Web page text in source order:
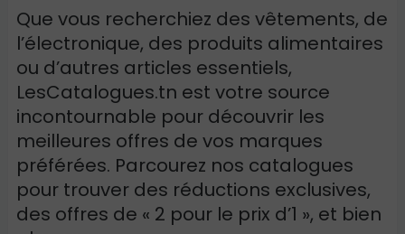
Que vous recherchiez des vêtements, de
l’électronique, des produits alimentaires
ou d’autres articles essentiels,
LesCatalogues.tn est votre source
incontournable pour découvrir les
meilleures offres de vos marques
préférées. Parcourez nos catalogues
pour trouver des réductions exclusives,
des offres de « 2 pour le prix d’1 », et bien